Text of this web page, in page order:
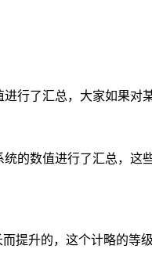
行了汇总，大家如果对
的数值进行了汇总，这
提升的，这个计略的等